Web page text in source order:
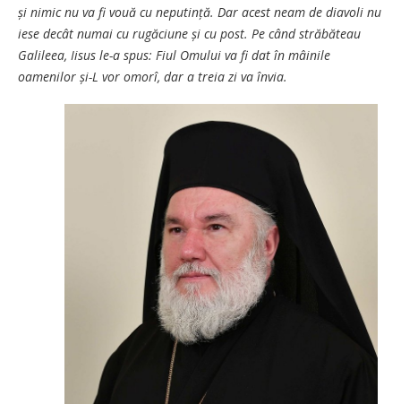
și nimic nu va fi vouă cu neputință. Dar acest neam de diavoli nu
iese decât numai cu rugăciune și cu post. Pe când străbăteau
Galileea, Iisus le-a spus: Fiul Omului va fi dat în mâinile
oamenilor și-L vor omorî, dar a treia zi va învia.